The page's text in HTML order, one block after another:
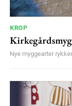
KROP
Nye myggearter